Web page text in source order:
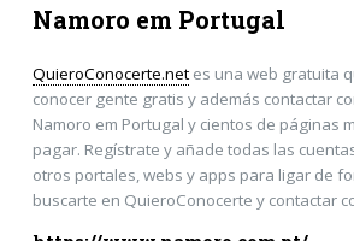
Namoro em Portugal
QuieroConocerte.netes una web gratuita
conocer gente gratis y además contactar
Namoro em Portugal y cientos de páginas
pagar. Regístrate y añade todas las
otros portales, webs y apps para ligar de
buscarte en QuieroConocerte y contactar